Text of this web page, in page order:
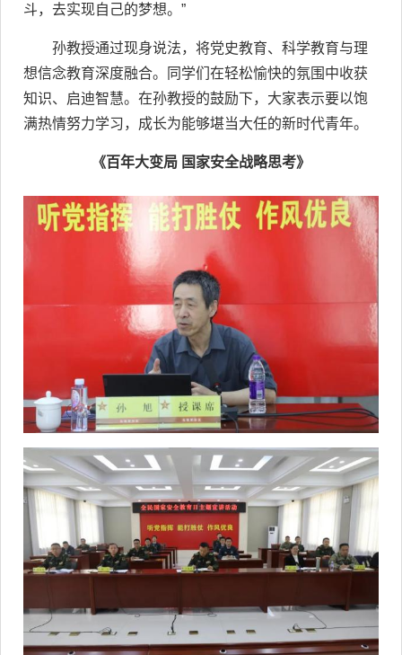
斗，去实现自己的梦想。”
孙教授通过现身说法，将党史教育、科学教育与理
想信念教育深度融合。同学们在轻松愉快的氛围中收获
知识、启迪智慧。在孙教授的鼓励下，大家表示要以饱
满热情努力学习，成长为能够堪当大任的新时代青年。
《百年大变局 国家安全战略思考》